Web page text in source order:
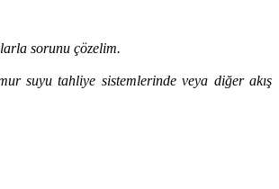
sorunu çözelim.
suyu tahliye sistemlerinde veya diğer akış